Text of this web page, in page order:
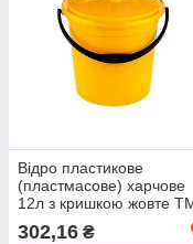
Відро пластикове
(пластмасове) харчове
12л з кришкою жовте
302,16 ₴